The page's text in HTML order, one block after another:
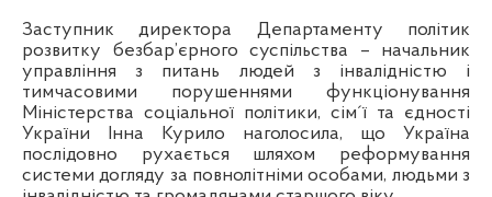
Заступник директора Департаменту політик
розвитку безбар’єрного суспільства – начальник
управління з питань людей з інвалідністю і
тимчасовими порушеннями функціонування
Міністерства соціальної політики, сім´ї та єдності
України Інна Курило наголосила, що Україна
послідовно рухається шляхом реформування
системи догляду за повнолітніми особами, людьми з